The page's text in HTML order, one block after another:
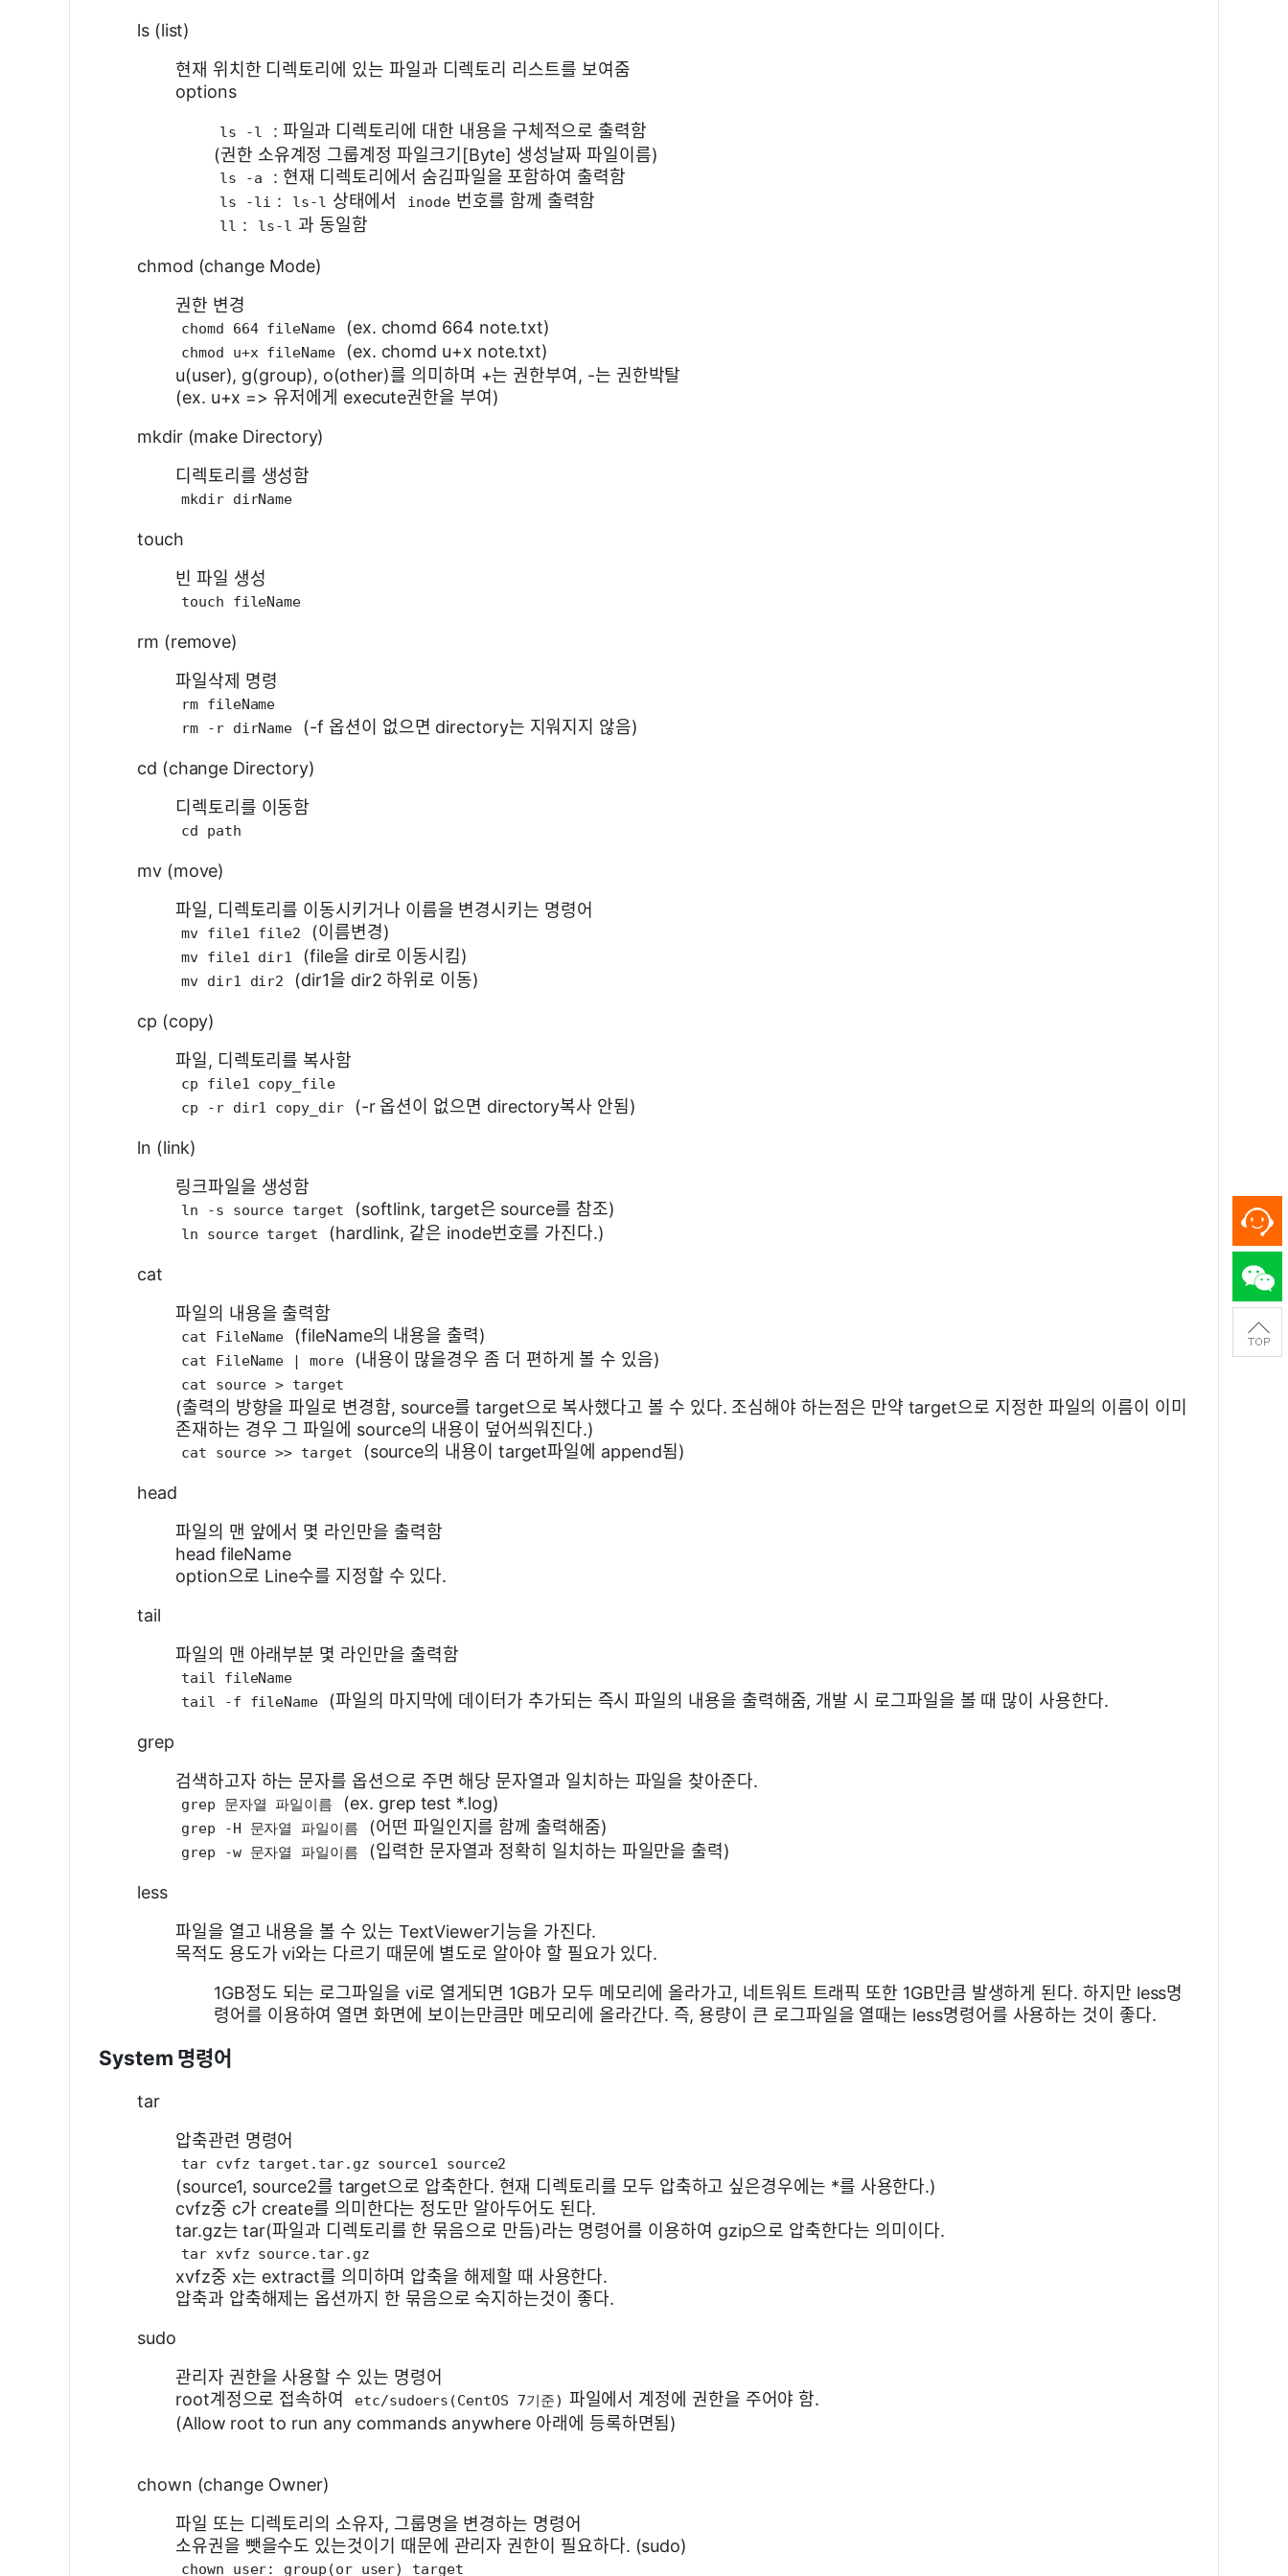
ls (list)
현재 위치한 디렉토리에 있는 파일과 디렉토리 리스트를 보여줌
options
ls -l
: 파일과 디렉토리에 대한 내용을 구체적으로 출력함
(권한 소유계정 그룹계정 파일크기[Byte] 생성날짜 파일이름)
ls -a : 현재 디렉토리에서 숨김파일을 포함하여 출력함
ls -li : ls-l 상태에서 inode 번호를 함께 출력함
ll : ls-l 과 동일함
chmod (change Mode)
권한 변경
chomd 664 fileName (ex. chomd 664 note.txt)
chmod u+x fileName
(ex. chomd u+x note.txt)
u(user), g(group), o(other)를 의미하며 +는 권한부여, -는 권한박탈
(ex. u+x => 유저에게 execute권한을 부여)
mkdir (make Directory)
디렉토리를 생성함
mkdir dirName
touch
빈 파일 생성
touch fileName
rm (remove)
파일삭제 명령
rm fileName
rm -r dirName
(-f 옵션이 없으면 directory는 지워지지 않음)
cd (change Directory)
디렉토리를 이동함
cd path
mv (move)
파일, 디렉토리를 이동시키거나 이름을 변경시키는 명령어
mv file1 file2 (이름변경)
mv file1 dir1 (file을 dir로 이동시킴)
mv dir1 dir2 (dir1을 dir2 하위로 이동)
cp (copy)
파일, 디렉토리를 복사함
cp file1 copy_file
cp -r dir1 copy_dir
(-r 옵션이 없으면 directory복사 안됨)
ln (link)
링크파일을 생성함
ln -s source target (softlink, target은 source를 참조)
ln source target (hardlink, 같은 inode번호를 가진다.)
cat
파일의 내용을 출력함
cat FileName (fileName의 내용을 출력)
cat FileName | more (내용이 많을경우 좀 더 편하게 볼 수 있음)
cat source > target
(출력의 방향을 파일로 변경함, source를 target으로 복사했다고 볼 수 있다. 조심해야 하는점은 만약 target으로 지정한 파일의 이름이 이미
존재하는 경우 그 파일에 source의 내용이 덮어씌워진다.)
cat source >> target (source의 내용이 target파일에 append됨)
head
파일의 맨 앞에서 몇 라인만을 출력함
head fileName
option으로 Line수를 지정할 수 있다.
tail
파일의 맨 아래부분 몇 라인만을 출력함
tail fileName
tail -f fileName
(파일의 마지막에 데이터가 추가되는 즉시 파일의 내용을 출력해줌, 개발 시 로그파일을 볼 때 많이 사용한다.
grep
검색하고자 하는 문자를 옵션으로 주면 해당 문자열과 일치하는 파일을 찾아준다.
grep 문자열 파일이름 (ex. grep test *.log)
grep -H 문자열 파일이름 (어떤 파일인지를 함께 출력해줌)
grep -w 문자열 파일이름 (입력한 문자열과 정확히 일치하는 파일만을 출력)
less
파일을 열고 내용을 볼 수 있는 TextViewer기능을 가진다.
목적도 용도가 vi와는 다르기 때문에 별도로 알아야 할 필요가 있다.
1GB정도 되는 로그파일을 vi로 열게되면 1GB가 모두 메모리에 올라가고, 네트워트 트래픽 또한 1GB만큼 발생하게 된다. 하지만 less명
령어를 이용하여 열면 화면에 보이는만큼만 메모리에 올라간다. 즉, 용량이 큰 로그파일을 열때는 less명령어를 사용하는 것이 좋다.
System 명령어
tar
압축관련 명령어
tar cvfz target.tar.gz source1 source2
(source1, source2를 target으로 압축한다. 현재 디렉토리를 모두 압축하고 싶은경우에는 *를 사용한다.)
cvfz중 c가 create를 의미한다는 정도만 알아두어도 된다.
tar.gz는 tar(파일과 디렉토리를 한 묶음으로 만듬)라는 명령어를 이용하여 gzip으로 압축한다는 의미이다.
tar xvfz source.tar.gz
xvfz중 x는 extract를 의미하며 압축을 해제할 때 사용한다.
압축과 압축해제는 옵션까지 한 묶음으로 숙지하는것이 좋다.
sudo
관리자 권한을 사용할 수 있는 명령어
root계정으로 접속하여
etc/sudoers(CentOS 7기준) 파일에서 계정에 권한을 주어야 함.
(Allow root to run any commands anywhere 아래에 등록하면됨)
chown (change Owner)
파일 또는 디렉토리의 소유자, 그룹명을 변경하는 명령어
소유권을 뺏을수도 있는것이기 때문에 관리자 권한이 필요하다. (sudo)
chown user: group(or user) target